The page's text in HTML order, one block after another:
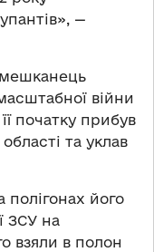
—
війни
початку прибув
та уклав
полігонах його
ЗСУ на
взяли в полон